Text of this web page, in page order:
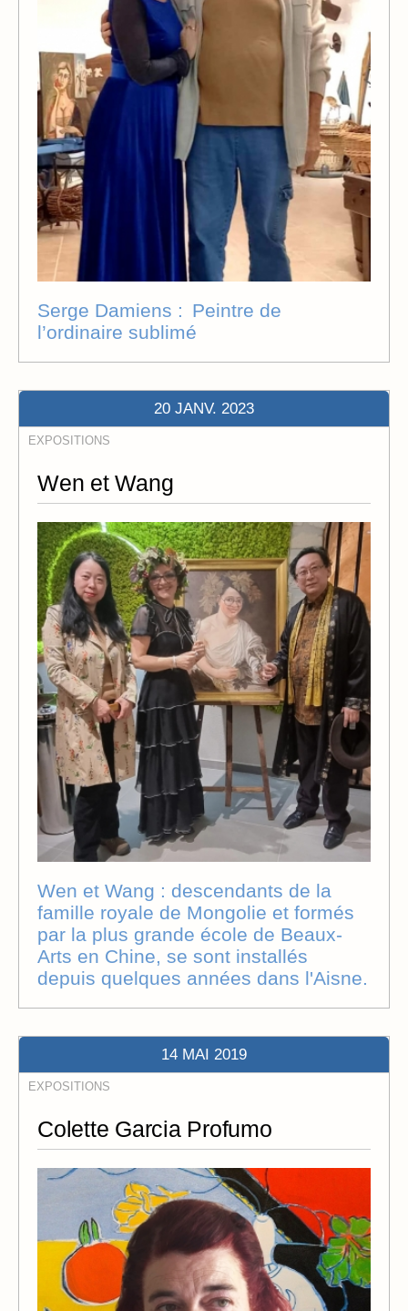
Serge Damiens : Peintre de
l’ordinaire sublimé
20 JANV. 2023
EXPOSITIONS
Wen et Wang
Wen et Wang : descendants de la
famille royale de Mongolie et formés
par la plus grande école de Beaux-
Arts en Chine, se sont installés
depuis quelques années dans l'Aisne.
14 MAI 2019
EXPOSITIONS
Colette Garcia Profumo